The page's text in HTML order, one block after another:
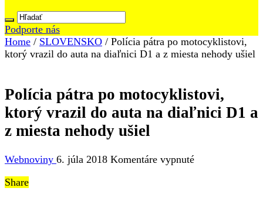
Podporte nás
Home / SLOVENSKO / Polícia pátra po motocyklistovi,
ktorý vrazil do auta na diaľnici D1 a z miesta nehody ušiel
Polícia pátra po motocyklistovi,
ktorý vrazil do auta na diaľnici D1 a
z miesta nehody ušiel
Webnoviny 6. júla 2018 Komentáre vypnuténa
Share